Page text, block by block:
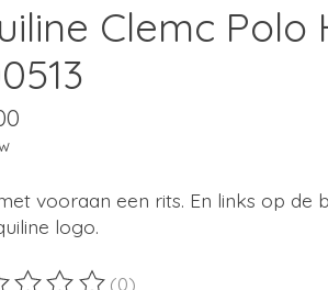
Clemc Polo
vooraan een rits. En links op de
logo.
(0)